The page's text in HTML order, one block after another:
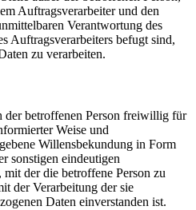
Auftragsverarbeiter und den
Verantwortung des
Auftragsverarbeiters befugt sind,
zu verarbeiten.
betroffenen Person freiwillig für
Weise und
Willensbekundung in Form
sonstigen eindeutigen
der die betroffene Person zu
der Verarbeitung der sie
Daten einverstanden ist.